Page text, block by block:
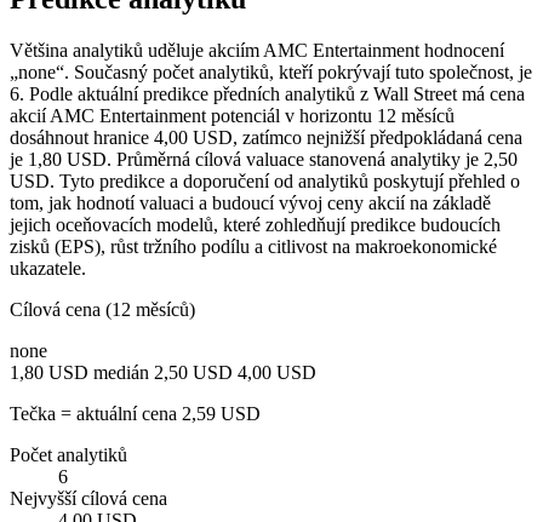
Většina analytiků uděluje akciím AMC Entertainment hodnocení
„none“. Současný počet analytiků, kteří pokrývají tuto společnost, je
6. Podle aktuální predikce předních analytiků z Wall Street má cena
akcií AMC Entertainment potenciál v horizontu 12 měsíců
dosáhnout hranice 4,00 USD, zatímco nejnižší předpokládaná cena
je 1,80 USD. Průměrná cílová valuace stanovená analytiky je 2,50
USD. Tyto predikce a doporučení od analytiků poskytují přehled o
tom, jak hodnotí valuaci a budoucí vývoj ceny akcií na základě
jejich oceňovacích modelů, které zohledňují predikce budoucích
zisků (EPS), růst tržního podílu a citlivost na makroekonomické
ukazatele.
Cílová cena (12 měsíců)
none
1,80 USD medián 2,50 USD 4,00 USD
Tečka = aktuální cena 2,59 USD
Počet analytiků
6
Nejvyšší cílová cena